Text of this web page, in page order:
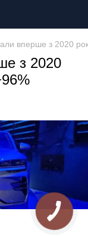
вперше з 2020
з 2020